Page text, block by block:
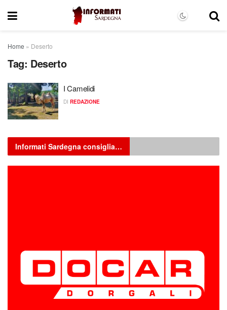
Home » Deserto
Tag: Deserto
I Camelidi
DI REDAZIONE
Informati Sardegna consiglia…